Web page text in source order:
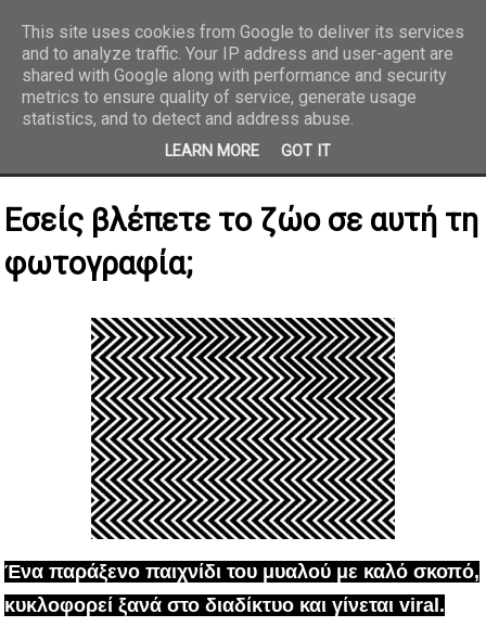
REPORTAZ NET
Εσείς βλέπετε το ζώο σε αυτή τη
φωτογραφία;
Ένα παράξενο παιχνίδι του μυαλού με καλό σκοπό,
κυκλοφορεί ξανά στο διαδίκτυο και γίνεται viral.
This site uses cookies from Google to deliver its services
and to analyze traffic. Your IP address and user-agent are
shared with Google along with performance and security
metrics to ensure quality of service, generate usage
statistics, and to detect and address abuse.
LEARN MORE GOT IT